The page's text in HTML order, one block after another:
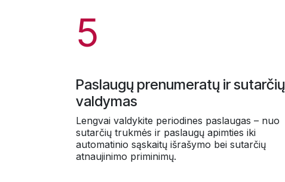
5
Paslaugų prenumeratų ir sutarčių
valdymas
Lengvai valdykite periodines paslaugas – nuo
sutarčių trukmės ir paslaugų apimties iki
automatinio sąskaitų išrašymo bei sutarčių
atnaujinimo priminimų.